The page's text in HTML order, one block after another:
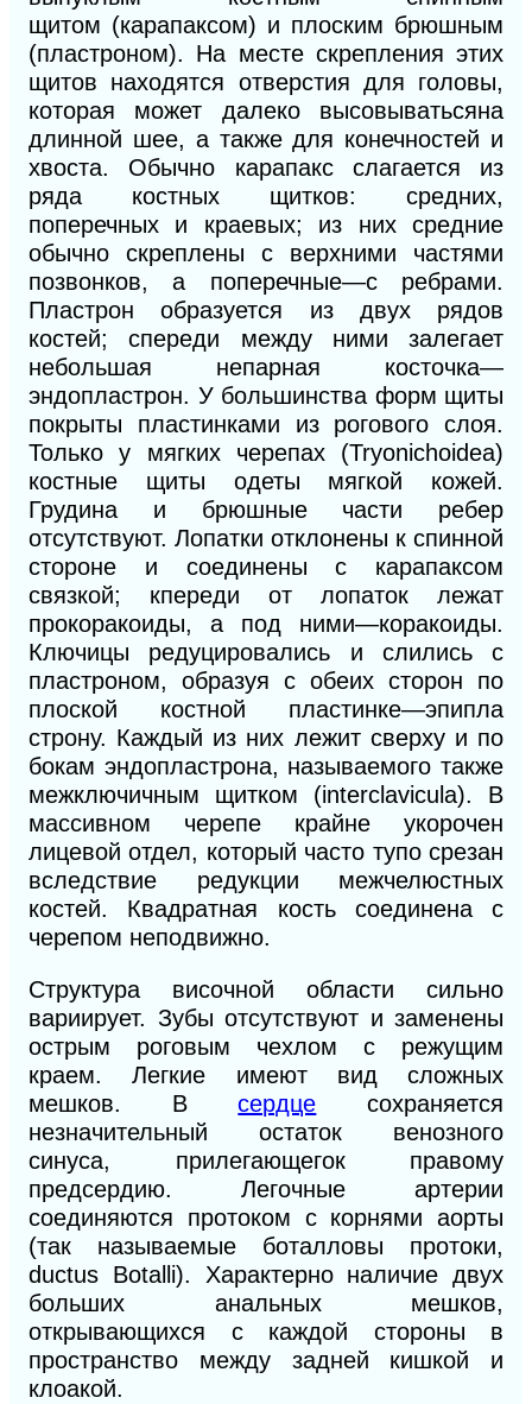
щитом (карапаксом) и плоским брюшным
(пластроном). На месте скрепления этих
щитов находятся отверстия для головы,
которая может далеко высовыватьсяна
длинной шее, а также для конечностей и
хвоста. Обычно карапакс слагается из
ряда костных щитков: средних,
поперечных и краевых; из них средние
обычно скреплены с верхними частями
позвонков, а поперечные—с ребрами.
Пластрон образуется из двух рядов
костей; спереди между ними залегает
небольшая непарная косточка—
эндопластрон. У большинства форм щиты
покрыты пластинками из рогового слоя.
Только у мягких черепах (Tryonichoidea)
костные щиты одеты мягкой кожей.
Грудина и брюшные части ребер
отсутствуют. Лопатки отклонены к спинной
стороне и соединены с карапаксом
связкой; кпереди от лопаток лежат
прокоракоиды, а под ними—коракоиды.
Ключицы редуцировались и слились с
пластроном, образуя с обеих сторон по
плоской костной пластинке—эпипла
строну. Каждый из них лежит сверху и по
бокам эндопластрона, называемого также
межключичным щитком (interclavicula). В
массивном черепе крайне укорочен
лицевой отдел, который часто тупо срезан
вследствие редукции межчелюстных
костей. Квадратная кость соединена с
черепом неподвижно.
Структура височной области сильно
вариирует. Зубы отсутствуют и заменены
острым роговым чехлом с режущим
краем. Легкие имеют вид сложных
мешков. Всердце сохраняется
незначительный остаток венозного
синуса, прилегающегок правому
предсердию. Легочные артерии
соединяются протоком с корнями аорты
(так называемые боталловы протоки,
ductus Botalli). Характерно наличие двух
больших анальных мешков,
открывающихся с каждой стороны в
пространство между задней кишкой и
клоакой.